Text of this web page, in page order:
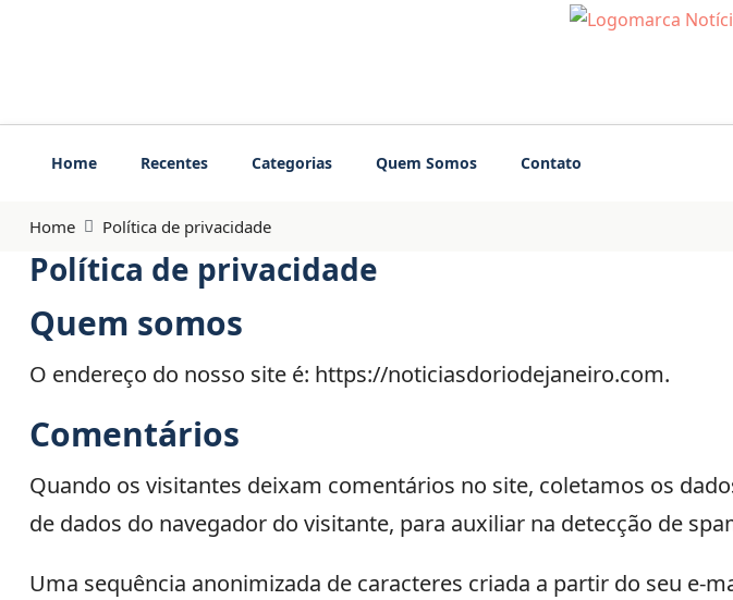
Home Recentes Categorias Quem Somos Contato
Home Política de privacidade
Política de privacidade
Quem somos
O endereço do nosso site é: https://noticiasdoriodejaneiro.com.
Comentários
Quando os visitantes deixam comentários no site, coletamos os
de dados do navegador do visitante, para auxiliar na detecção de
Uma sequência anonimizada de caracteres criada a partir do seu e-